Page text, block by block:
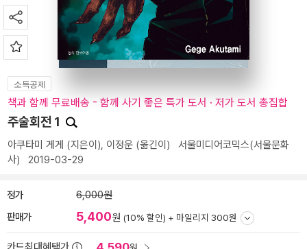
소득공제
책과 함께 무료배송 - 함께 사기 좋은 특가 도서 · 저가 도서 총집합
주술회전 1
아쿠타미 게게 (지은이), 이정운 (옮긴이) 서울미디어코믹스(서울문화
사) 2019-03-29
정가 6,000원
판매가 5,400원 (10% 할인) + 마일리지 300원